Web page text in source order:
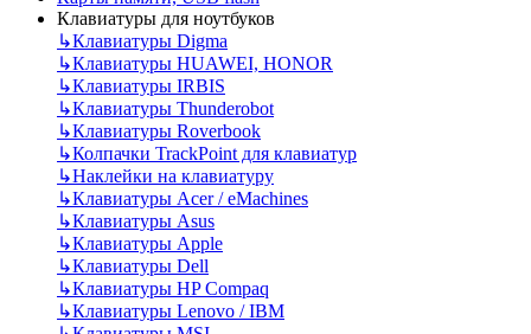
Клавиатуры для ноутбуков
↳Клавиатуры Digma
↳Клавиатуры HUAWEI, HONOR
↳Клавиатуры IRBIS
↳Клавиатуры Thunderobot
↳Клавиатуры Roverbook
↳Колпачки TrackPoint для клавиатур
↳Наклейки на клавиатуру
↳Клавиатуры Acer / eMachines
↳Клавиатуры Asus
↳Клавиатуры Apple
↳Клавиатуры Dell
↳Клавиатуры HP Compaq
↳Клавиатуры Lenovo / IBM